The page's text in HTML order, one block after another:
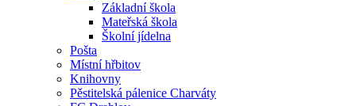
Základní škola
Mateřská škola
Školní jídelna
Pošta
Místní hřbitov
Knihovny
Pěstitelská pálenice Charváty